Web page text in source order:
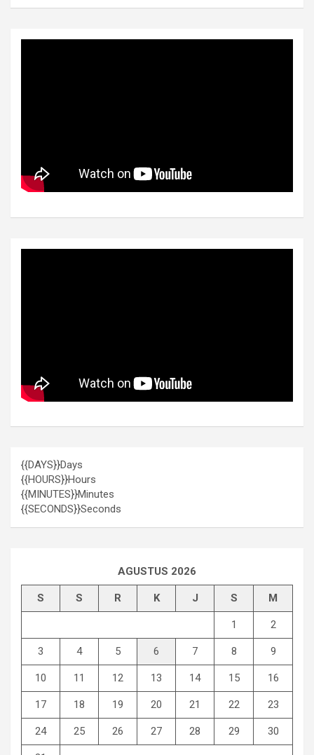
{{DAYS}}Days
{{HOURS}}Hours
{{MINUTES}}Minutes
{{SECONDS}}Seconds
AGUSTUS 2026
S S R K J S M
1 2
3 4 5 6 7 8 9
10 11 12 13 14 15 16
17 18 19 20 21 22 23
24 25 26 27 28 29 30